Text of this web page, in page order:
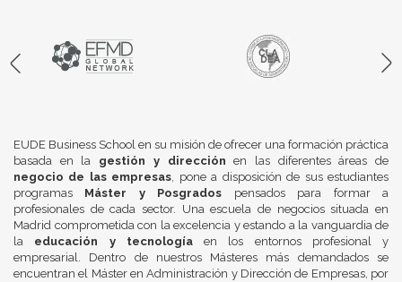
EUDE Business School en su misión de ofrecer una formación práctica
basada en la gestión y dirección en las diferentes áreas de
negocio de las empresas, pone a disposición de sus estudiantes
programas Máster y Posgrados pensados para formar a
profesionales de cada sector. Una escuela de negocios situada en
Madrid comprometida con la excelencia y estando a la vanguardia de
la educación y tecnologíaen los entornos profesional y
empresarial. Dentro de nuestros Másteres más demandados se
encuentran el Máster en Administración y Dirección de Empresas, por